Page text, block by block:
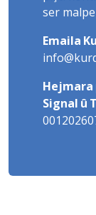
ser
Emaila
Hejmara
Signal û